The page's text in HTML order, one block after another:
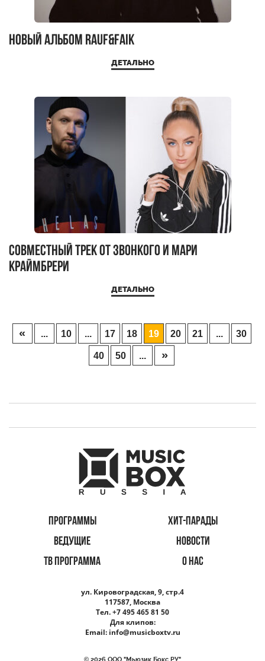
Новый альбом Rauf&Faik
ДЕТАЛЬНО
Совместный трек от Звонкого и Мари
Краймбрери
ДЕТАЛЬНО
« ... 10 ... 17 18 19 20 21 ... 30
40 50 ... »
ПРОГРАММЫ
ХИТ-ПАРАДЫ
ВЕДУЩИЕ
НОВОСТИ
ТВ ПРОГРАММА
О НАС
ул. Кировоградская, 9, стр.4
117587, Москва
Тел. +7 495 465 81 50
Для клипов:
Email: info@musicboxtv.ru